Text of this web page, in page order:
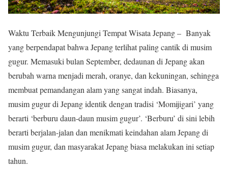
Waktu Terbaik Mengunjungi Tempat Wisata Jepang – Banyak
yang berpendapat bahwa Jepang terlihat paling cantik di musim
gugur. Memasuki bulan September, dedaunan di Jepang akan
berubah warna menjadi merah, oranye, dan kekuningan, sehingga
membuat pemandangan alam yang sangat indah. Biasanya,
musim gugur di Jepang identik dengan tradisi ‘Momijigari’ yang
berarti ‘berburu daun-daun musim gugur’. ‘Berburu’ di sini lebih
berarti berjalan-jalan dan menikmati keindahan alam Jepang di
musim gugur, dan masyarakat Jepang biasa melakukan ini setiap
tahun.